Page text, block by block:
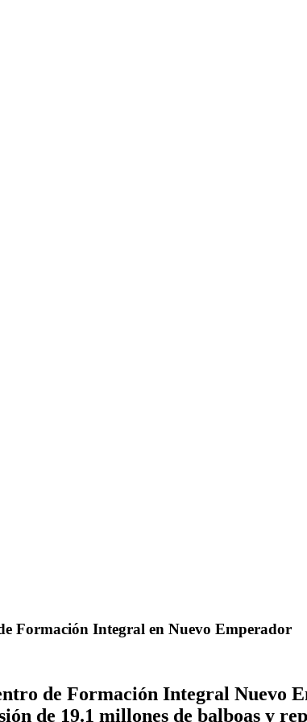
Formación Integral en Nuevo Emperador
de Formación Integral Nuevo
de 19.1 millones de balboas y